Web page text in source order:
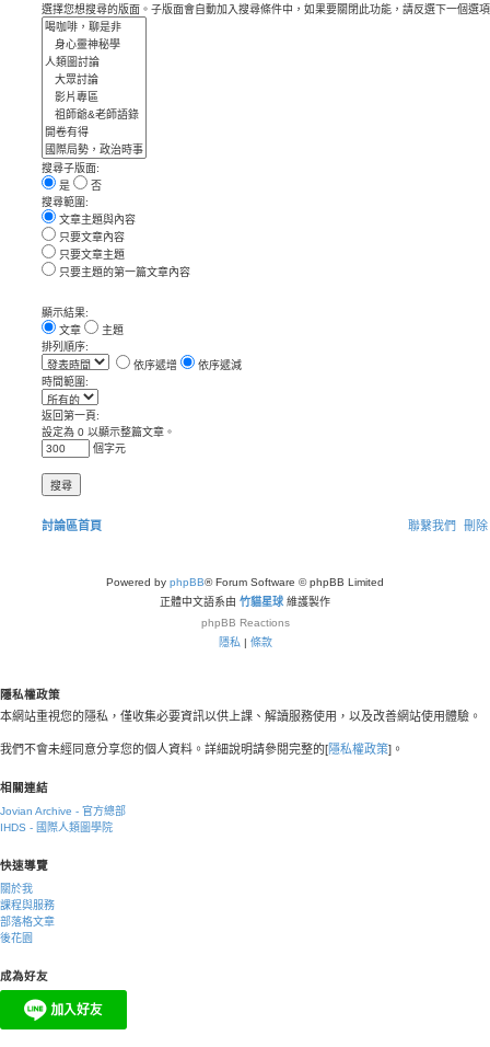
選擇您想搜尋的版面。子版面會自動加入搜尋條件中，如果要關閉此功能，請反選下一個選
搜尋子版面:
是
否
搜尋範圍:
文章主題與內容
只要文章內容
只要文章主題
只要主題的第一篇文章內容
顯示結果:
文章
主題
排列順序:
依序遞增
依序遞減
時間範圍:
返回第一頁:
設定為 0 以顯示整篇文章。
個字元
討論區首頁 刪
聯繫我們
Powered by phpBB® Forum Software © phpBB Limited
正體中文語系由 竹貓星球 維護製作
phpBB Reactions
隱私 | 條款
隱私權政策
本網站重視您的隱私，僅收集必要資訊以供上課、解讀服務使用，以及改善網站使用體驗。
我們不會未經同意分享您的個人資料。詳細說明請參閱完整的[隱私權政策]。
相關連結
Jovian Archive - 官方總部
IHDS - 國際人類圖學院
快速導覽
關於我
課程與服務
部落格文章
後花園
成為好友